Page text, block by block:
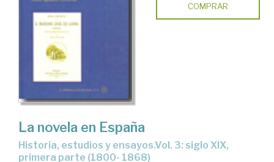
COMPRAR
La novela en España
historia, estudios y ensayos.Vol. 3: siglo XIX,
primera parte (1800- 1868)